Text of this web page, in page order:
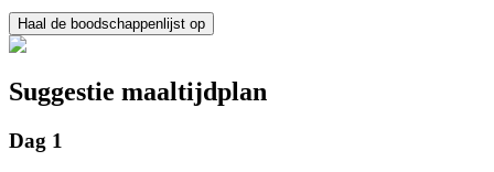
Haal de boodschappenlijst op
Suggestie maaltijdplan
Dag 1